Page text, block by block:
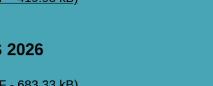
2026